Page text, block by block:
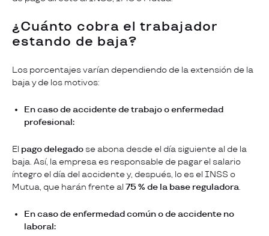
¿Cuánto cobra el trabajador
estando de baja?
Los porcentajes varían dependiendo de la extensión de la
baja y de los motivos:
En caso de accidente de trabajo o enfermedad
profesional:
El pago delegado se abona desde el día siguiente al de la
baja. Así, la empresa es responsable de pagar el salario
íntegro el día del accidente y, después, lo es el INSS o
Mutua, que harán frente al 75 % de la base reguladora.
En caso de enfermedad común o de accidente no
laboral: